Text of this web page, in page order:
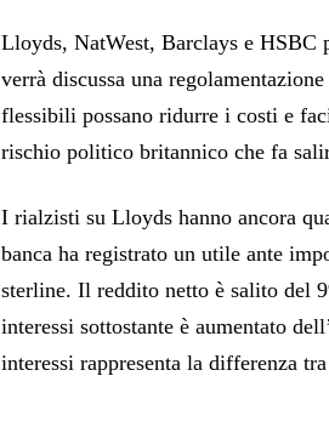
Lloyds, NatWest, Barclays e HSBC
verrà discussa una
flessibili possano ridurre i costi e
rischio politico britannico che fa
I rialzisti su Lloyds hanno ancora
banca ha registrato un utile ante
sterline. Il reddito netto è salito del
interessi sottostante è aumentato
interessi rappresenta la differenza